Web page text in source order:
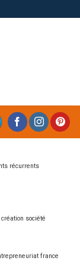
récurrents
création société
france